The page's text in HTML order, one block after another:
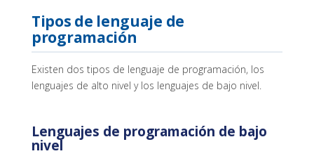
Tipos de lenguaje de
programación
Existen dos tipos de lenguaje de programación, los
lenguajes de alto nivel y los lenguajes de bajo nivel.
Lenguajes de programación de bajo
nivel